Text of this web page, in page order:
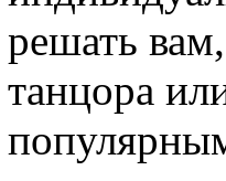
решать
танцора